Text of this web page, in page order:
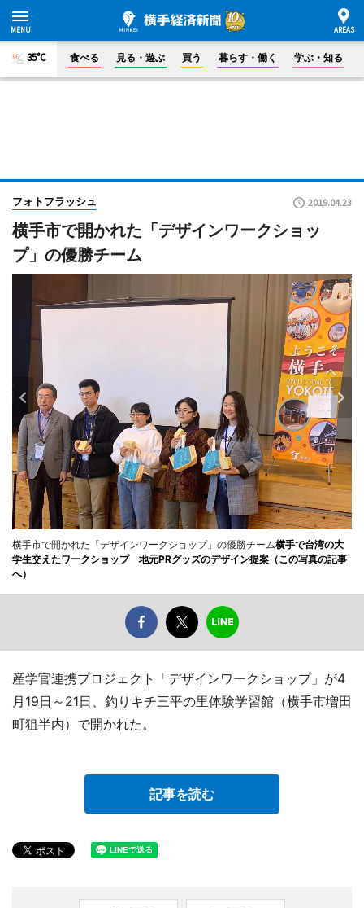
35°C 食べる 見る・遊ぶ 買う 暮らす・働く 学ぶ・知る
フォトフラッシュ 2019.04.23
横手市で開かれた「デザインワークショッ
プ」の優勝チーム
横手市で開かれた「デザインワークショップ」の優勝チーム横手で台湾の大
学生交えたワークショップ 地元PRグッズのデザイン提案（この写真の記事
へ）
産学官連携プロジェクト「デザインワークショップ」が4
月19日～21日、釣りキチ三平の里体験学習館（横手市増田
町狙半内）で開かれた。
記事を読む